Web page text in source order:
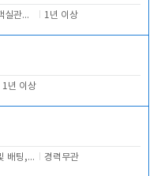
카운터 및 객실관리 전반 1년 이상
1년 이상
객실 청소 및 배팅, 주변 시설 청소 경력무관